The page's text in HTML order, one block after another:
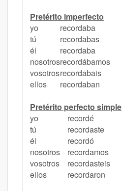
Pretérito imperfecto
yo
recordaba
tú
recordabas
él
recordaba
nosotrosrecordábamos
vosotrosrecordabais
ellos
recordaban
Pretérito perfecto simple
yo
recordé
tú
recordaste
él
recordó
nosotros
recordamos
vosotros
recordasteis
ellos
recordaron